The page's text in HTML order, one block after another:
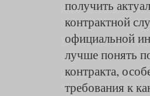
получить
контрактной
официальной
лучше понять
контракта,
требования к